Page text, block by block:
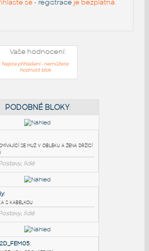
se - registrace je bezplatná.
Vaše hodnocení:
Nejste přihlášeni - nemůžete
hodnotit blok
PODOBNÉ BLOKY:
:
- usmívající se muž v obleku a žena držící